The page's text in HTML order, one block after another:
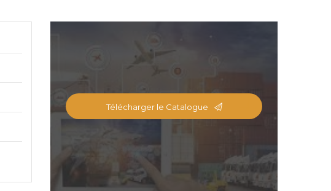
Télécharger le Catalogue